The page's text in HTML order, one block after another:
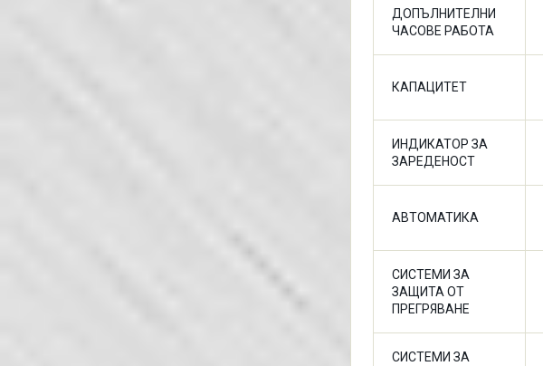
ДОПЪЛНИТЕЛНИ
ЧАСОВЕ РАБОТА
КАПАЦИТЕТ
ИНДИКАТОР ЗА
ЗАРЕДЕНОСТ
АВТОМАТИКА
СИСТЕМИ ЗА
ЗАЩИТА ОТ
ПРЕГРЯВАНЕ
СИСТЕМИ ЗА